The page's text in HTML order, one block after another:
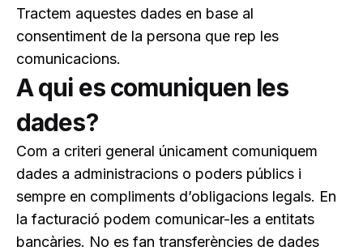
Tractem aquestes dades en base al
consentiment de la persona que rep les
comunicacions.
A qui es comuniquen les
dades?
Com a criteri general únicament comuniquem
dades a administracions o poders públics i
sempre en compliments d’obligacions legals. En
la facturació podem comunicar-les a entitats
bancàries. No es fan transferències de dades